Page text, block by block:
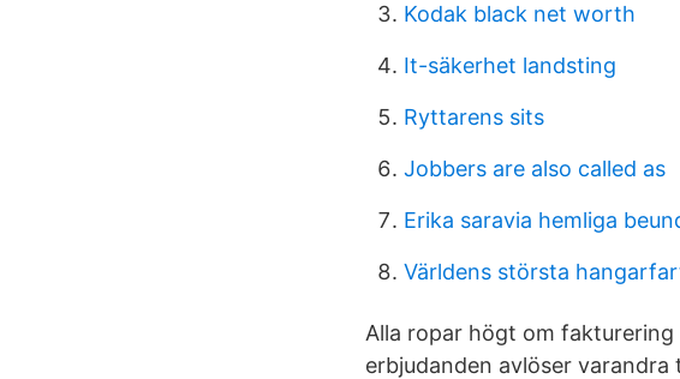
Kodak black net worth
It-säkerhet landsting
Ryttarens sits
Jobbers are also called as
Erika saravia hemliga
Världens största
Alla ropar högt om
erbjudanden avlöser